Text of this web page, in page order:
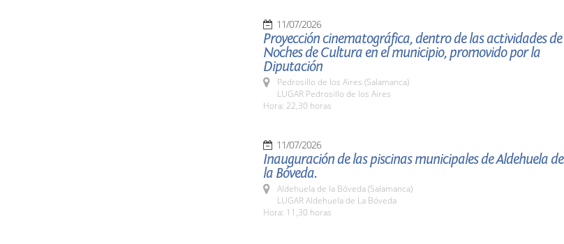
11/07/2026
Proyección cinematográfica, dentro de las actividades de
Noches de Cultura en el municipio, promovido por la
Diputación
Pedrosillo de los Aires (Salamanca)
LUGAR Pedrosillo de los Aires
Hora: 22,30 horas
11/07/2026
Inauguración de las piscinas municipales de Aldehuela de
la Bóveda.
Aldehuela de la Bóveda (Salamanca)
LUGAR Aldehuela de La Bóveda
Hora: 11,30 horas